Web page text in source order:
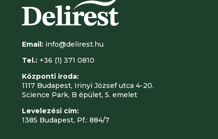
Email:info@delirest.hu
Tel.:+36 (1) 371 0810
Központi iroda:
1117 Budapest, Irinyi József utca 4-20.
Science Park, B épület, 5. emelet
Levelezési cím:
1385 Budapest, Pf.: 884/7